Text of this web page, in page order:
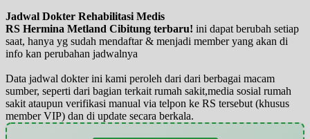
Jadwal Dokter Rehabilitasi Medis
RS Hermina Metland Cibitung terbaru! ini dapat berubah setiap
saat, hanya yg sudah mendaftar & menjadi member yang akan di
info kan perubahan jadwalnya
Data jadwal dokter ini kami peroleh dari dari berbagai macam
sumber, seperti dari bagian terkait rumah sakit,media sosial rumah
sakit ataupun verifikasi manual via telpon ke RS tersebut (khusus
member VIP) dan di update secara berkala.